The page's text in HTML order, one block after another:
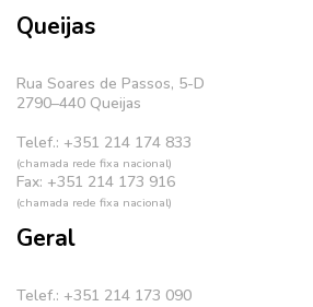
Queijas
Rua Soares de Passos, 5-D
2790–440 Queijas
Telef.: +351 214 174 833
(chamada rede fixa nacional)
Fax: +351 214 173 916
(chamada rede fixa nacional)
Geral
Telef.: +351 214 173 090